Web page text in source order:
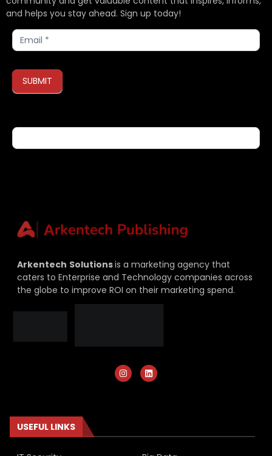
and helps you stay ahead. Sign up today!
Subscribe
SUBMIT
Arkentech Solutionsis a marketing agency that
caters to Enterprise and Technology companies across
the globe to improve ROI on their marketing spend.
USEFUL LINKS